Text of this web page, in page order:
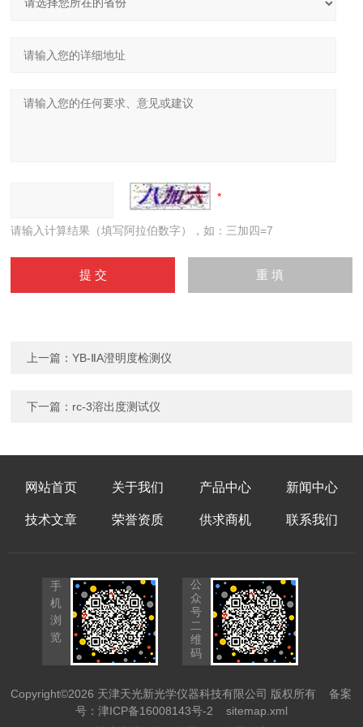
请输入计算结果（填写阿拉伯数字），如：三加四=7
上一篇：YB-ⅡA澄明度检测仪
下一篇： rc-3溶出度测试仪
网站首页 关于我们 产品中心 新闻中心
技术文章 荣誉资质 供求商机 联系我们
手
机
浏
览
公
众
号
二
维
码
Copyright©2026 天津天光新光学仪器科技有限公司 版权所有备案
号：津ICP备16008143号-2
sitemap.xml